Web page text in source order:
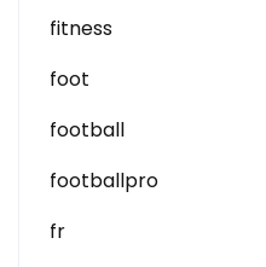
fitness
foot
football
footballpro
fr